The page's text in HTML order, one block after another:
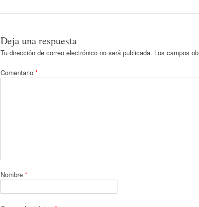
Deja una respuesta
Tu dirección de correo electrónico no será publicada. Los campos
Comentario *
Nombre *